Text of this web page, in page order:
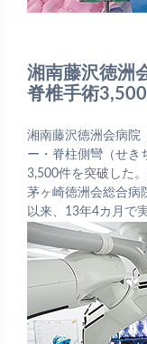
湘南藤沢徳洲
脊椎手術
湘南藤沢徳洲会病院
ー・脊柱側彎（せき
3,500件を突破した
茅ヶ崎徳洲会総合病
以来、13年4カ月で